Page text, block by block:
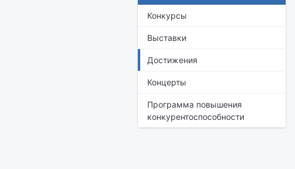
Конкурсы
Выставки
Достижения
Концерты
Программа повышения
конкурентоспособности